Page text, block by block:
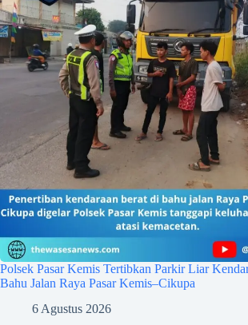
Polsek Pasar Kemis Tertibkan Parkir Liar
Bahu Jalan Raya Pasar Kemis–Cikupa
6 Agustus 2026